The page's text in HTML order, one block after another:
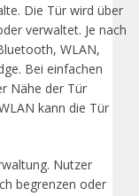
Die Tür wird über
verwaltet. Je nach
WLAN,
Bei einfachen
Nähe der Tür
kann die Tür
Nutzer
begrenzen oder